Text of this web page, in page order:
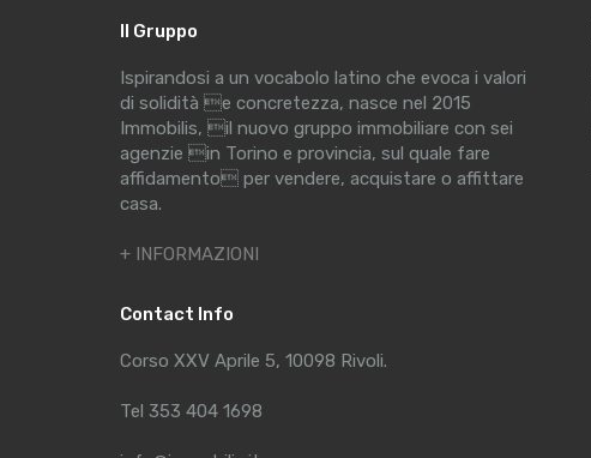
Il Gruppo
Ispirandosi a un vocabolo latino che evoca i valori
di solidità e concretezza, nasce nel 2015
Immobilis, il nuovo gruppo immobiliare con sei
agenzie in Torino e provincia, sul quale fare
affidamento per vendere, acquistare o affittare
casa.
+ INFORMAZIONI
Contact Info
Corso XXV Aprile 5, 10098 Rivoli.
Tel 353 404 1698